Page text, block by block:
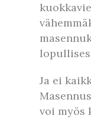
Ja ei
voi myös